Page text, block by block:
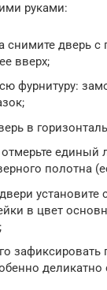
руками:
снимите дверь с
вверх;
фурнитуру:
в
отмерьте
полотна
установите
в цвет
зафиксировать